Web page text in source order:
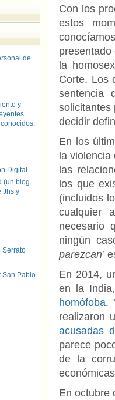
Con los
estos
la
Corte. Los
sentencia
solicitantes
decidir
En los
la
las
los que
(incluidos
cualquier
necesario
ningún
parezcan’
En 2014,
en la
homófoba.
realizaron
acusadas
parece
de la
En octubre
de
y
Digital
(un blog
Jhs y
Serrato
San Pablo